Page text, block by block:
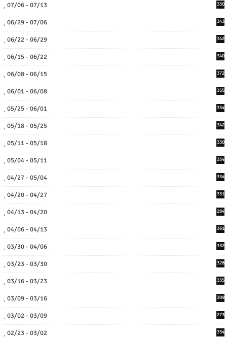
07/06 - 07/13 330
06/29 - 07/06 343
06/22 - 06/29 342
06/15 - 06/22 340
06/08 - 06/15 372
06/01 - 06/08 355
05/25 - 06/01 334
05/18 - 05/25 342
05/11 - 05/18 330
05/04 - 05/11 354
04/27 - 05/04 334
04/20 - 04/27 331
04/13 - 04/20 284
04/06 - 04/13 361
03/30 - 04/06 332
03/23 - 03/30 328
03/16 - 03/23 335
03/09 - 03/16 309
03/02 - 03/09 273
02/23 - 03/02 354